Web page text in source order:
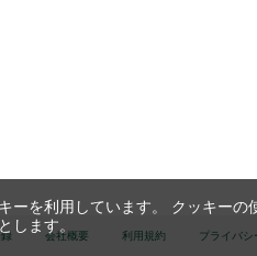
会社概要 利用規約 プライバシ
を利用しています。 クッキー
します。